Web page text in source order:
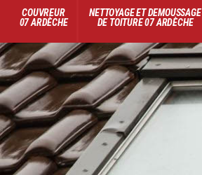
COUVREUR
07 ARDÈCHE
NETTOYAGE ET DEMOUSSAGE
DE TOITURE 07 ARDÈCHE